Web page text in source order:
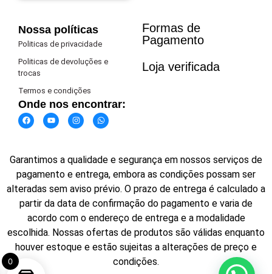
Nossa políticas
Politicas de privacidade
Politicas de devoluções e
trocas
Termos e condições
Onde nos encontrar:
Formas de
Pagamento​
Loja verificada
Garantimos a qualidade e segurança em nossos serviços de
pagamento e entrega, embora as condições possam ser
alteradas sem aviso prévio. O prazo de entrega é calculado a
partir da data de confirmação do pagamento e varia de
acordo com o endereço de entrega e a modalidade
escolhida. Nossas ofertas de produtos são válidas enquanto
houver estoque e estão sujeitas a alterações de preço e
condições.
0